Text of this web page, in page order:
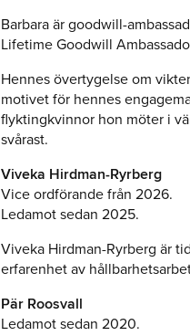
Barbara är goodwill-
Lifetime Goodwill
Hennes övertygelse om
motivet för hennes
flyktingkvinnor hon möter i
svårast.
Viveka Hirdman-Ryrberg
Vice ordförande från 2026.
Ledamot sedan 2025.
Viveka Hirdman-Ryrberg är
erfarenhet av
Pär Roosvall
Ledamot sedan 2020.